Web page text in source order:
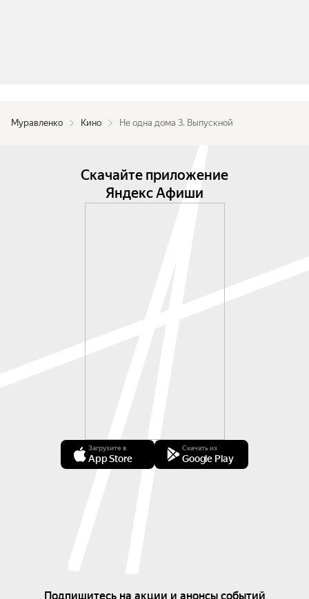
Муравленко Кино Не одна дома 3. Выпускной
Скачайте приложение
Яндекс Афиши
Загрузите в
App Store
Скачать из
Google Play
Подпишитесь на акции и анонсы событий